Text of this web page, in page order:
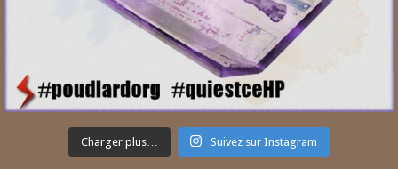
Charger plus… Suivez sur Instagram